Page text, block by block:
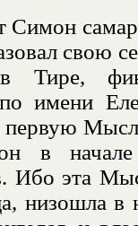
Симон
свою
Тире,
имени
первую
в начале
Ибо эта
низошла в